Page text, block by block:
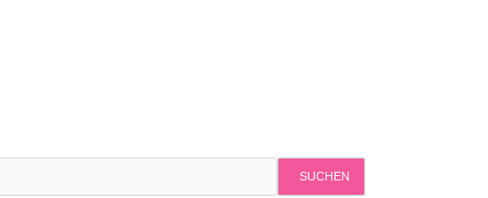
SUCHEN